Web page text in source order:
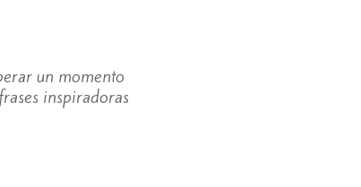
un momento
inspiradoras